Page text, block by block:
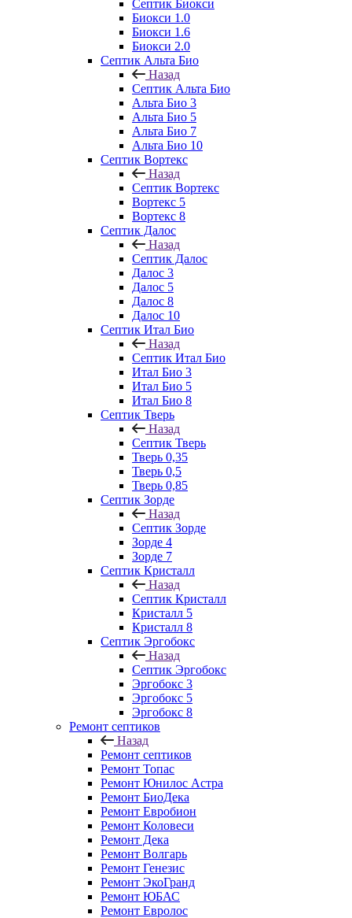
Септик Биокси
Биокси 1.0
Биокси 1.6
Биокси 2.0
Септик Альта Био
Назад
Септик Альта Био
Альта Био 3
Альта Био 5
Альта Био 7
Альта Био 10
Септик Вортекс
Назад
Септик Вортекс
Вортекс 5
Вортекс 8
Септик Далос
Назад
Септик Далос
Далос 3
Далос 5
Далос 8
Далос 10
Септик Итал Био
Назад
Септик Итал Био
Итал Био 3
Итал Био 5
Итал Био 8
Септик Тверь
Назад
Септик Тверь
Тверь 0,35
Тверь 0,5
Тверь 0,85
Септик Зорде
Назад
Септик Зорде
Зорде 4
Зорде 7
Септик Кристалл
Назад
Септик Кристалл
Кристалл 5
Кристалл 8
Септик Эргобокс
Назад
Септик Эргобокс
Эргобокс 3
Эргобокс 5
Эргобокс 8
Ремонт септиков
Назад
Ремонт септиков
Ремонт Топас
Ремонт Юнилос Астра
Ремонт БиоДека
Ремонт Евробион
Ремонт Коловеси
Ремонт Дека
Ремонт Волгарь
Ремонт Генезис
Ремонт ЭкоГранд
Ремонт ЮБАС
Ремонт Евролос